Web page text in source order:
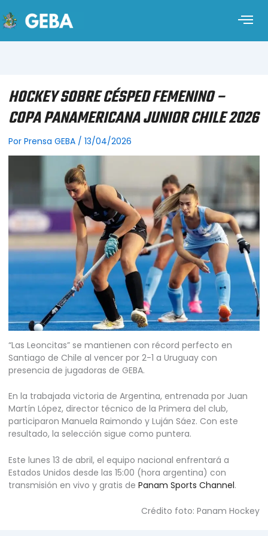
HOCKEY SOBRE CÉSPED FEMENINO –
COPA PANAMERICANA JUNIOR CHILE 2026
Por Prensa GEBA / 13/04/2026
“Las Leoncitas” se mantienen con récord perfecto en
Santiago de Chile al vencer por 2-1 a Uruguay con
presencia de jugadoras de GEBA.
En la trabajada victoria de Argentina, entrenada por Juan
Martín López, director técnico de la Primera del club,
participaron Manuela Raimondo y Luján Sáez. Con este
resultado, la selección sigue como puntera.
Este lunes 13 de abril, el equipo nacional enfrentará a
Estados Unidos desde las 15:00 (hora argentina) con
transmisión en vivo y gratis de Panam Sports Channel.
Crédito foto: Panam Hockey